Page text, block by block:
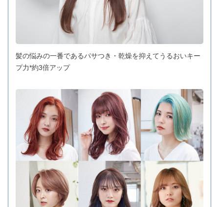
髪の悩みの一番であるパサつき・乾燥を抑えてうるおいキー
プ力*約3倍アップ